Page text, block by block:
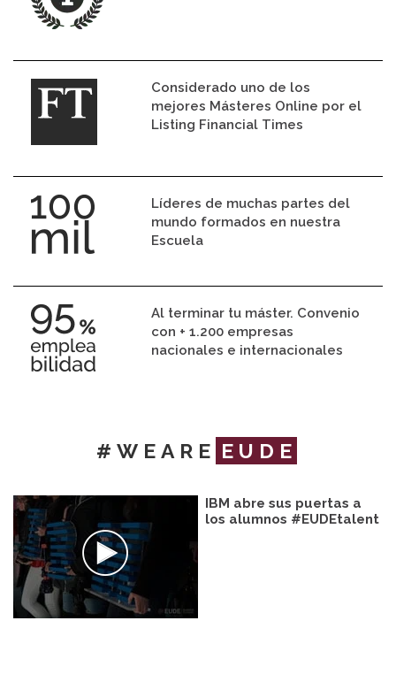
Considerado uno de los
mejores Másteres Online por el
Listing Financial Times
Líderes de muchas partes del
mundo formados en nuestra
Escuela
Al terminar tu máster. Convenio
con + 1.200 empresas
nacionales e internacionales
#WEARE EUDE
IBM abre sus puertas a
los alumnos #EUDEtalent